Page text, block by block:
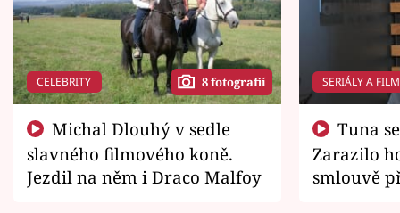
CELEBRITY 8 fotografií
slavného filmového koně.
Jezdil na něm i Draco Malfoy
SERIÁLY A
Zarazilo
smlouvě